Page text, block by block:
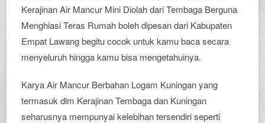
Kerajinan Air Mancur Mini Diolah dari Tembaga Berguna
Menghiasi Teras Rumah boleh dipesan dari Kabupaten
Empat Lawang begitu cocok untuk kamu baca secara
menyeluruh hingga kamu bisa mengetahuinya.
Karya Air Mancur Berbahan Logam Kuningan yang
termasuk dlm Kerajinan Tembaga dan Kuningan
seharusnya mempunyai kelebihan tersendiri seperti